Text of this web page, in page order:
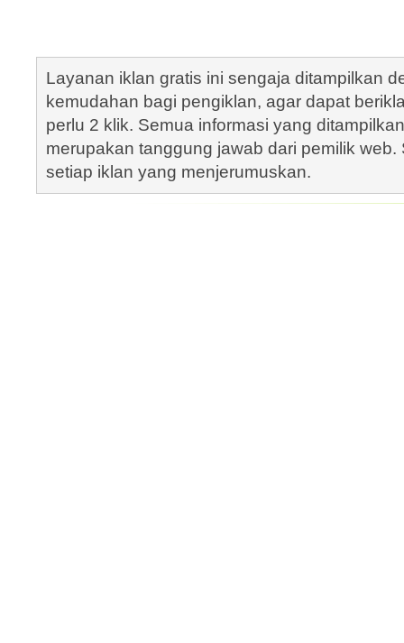
Layanan iklan gratis ini sengaja ditampilkan
kemudahan bagi pengiklan, agar dapat
perlu 2 klik. Semua informasi yang
merupakan tanggung jawab dari pemilik
setiap iklan yang menjerumuskan.